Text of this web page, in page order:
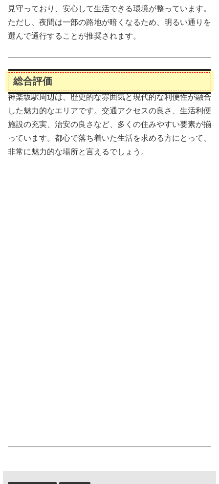
見守っており、安心して生活できる環境が整っています。
ただし、夜間は一部の路地が暗くなるため、明るい通りを
選んで通行することが推奨されます。
総合評価
神楽坂駅周辺は、歴史的な雰囲気と現代的な利便性が融合
した魅力的なエリアです。交通アクセスの良さ、生活利便
施設の充実、治安の良さなど、多くの住みやすい要素が揃
っています。都心で落ち着いた生活を求める方にとって、
非常に魅力的な場所と言えるでしょう。